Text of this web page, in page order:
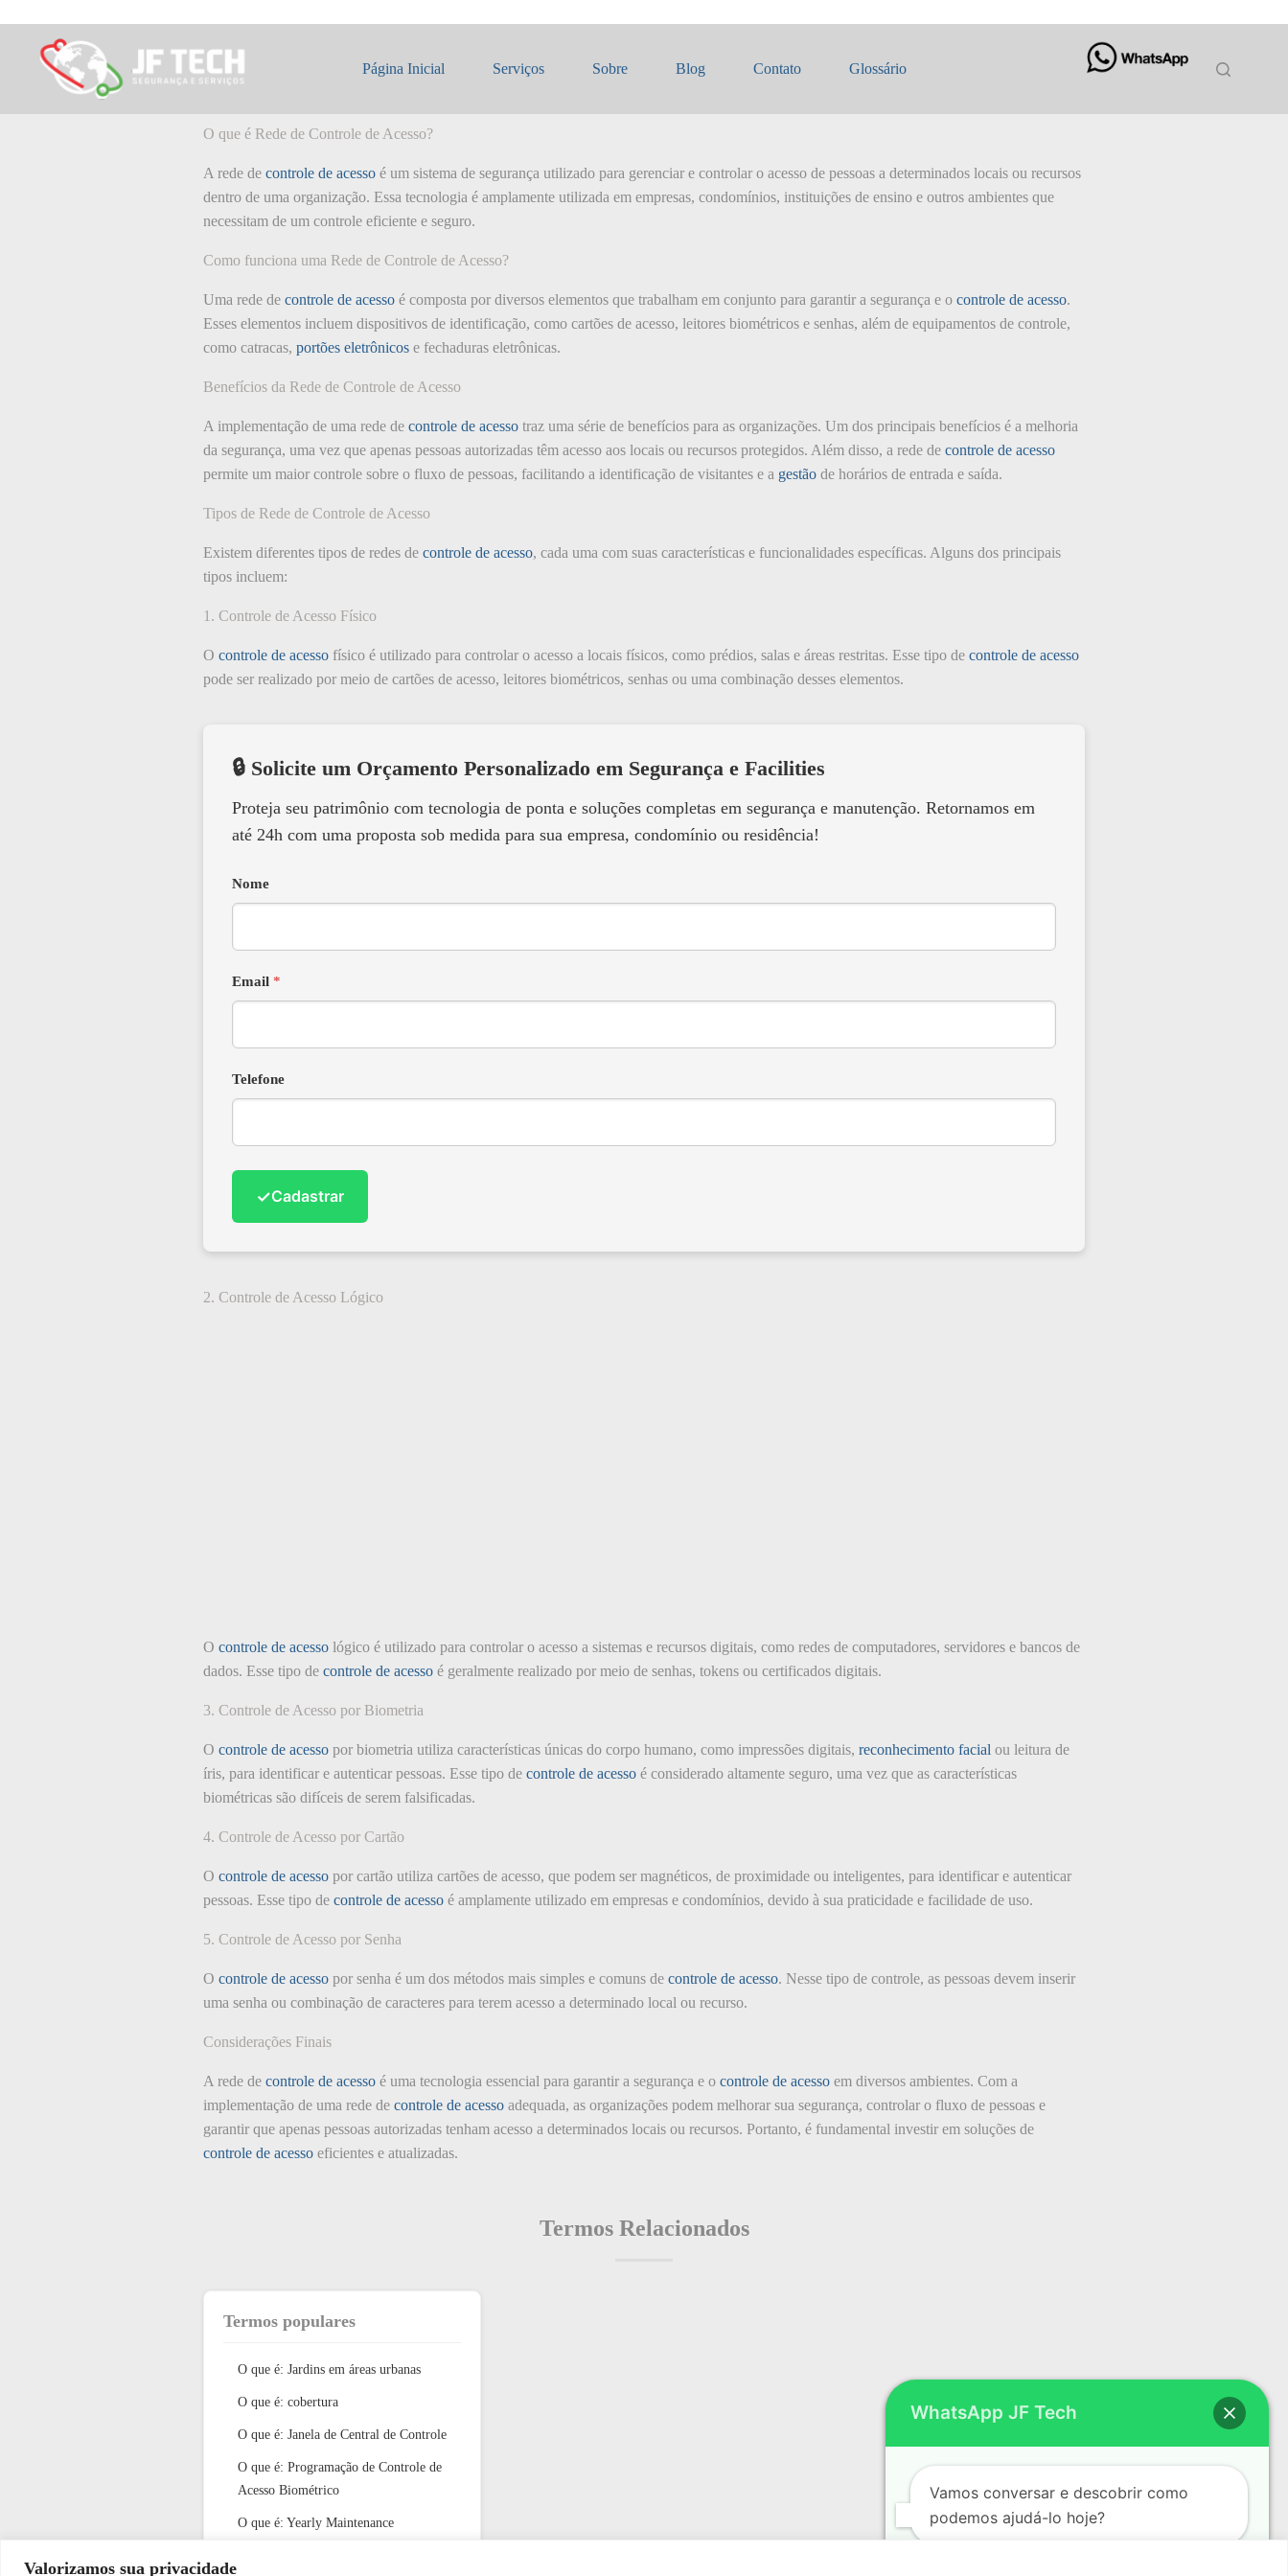
Valorizamos sua privacidade
para
conteúdo
Página Inicial Serviços Sobre Blog Contato Glossário
O que é: Rede de Controle de Acesso
O que é Rede de Controle de Acesso?
A rede de controle de acesso é um sistema de segurança utilizado para gerenciar e controlar o acesso de pessoas a determinados locais ou recursos
dentro de uma organização. Essa tecnologia é amplamente utilizada em empresas, condomínios, instituições de ensino e outros ambientes que
necessitam de um controle eficiente e seguro.
Como funciona uma Rede de Controle de Acesso?
Uma rede de controle de acesso é composta por diversos elementos que trabalham em conjunto para garantir a segurança e o controle de acesso.
Esses elementos incluem dispositivos de identificação, como cartões de acesso, leitores biométricos e senhas, além de equipamentos de controle,
como catracas, portões eletrônicos e fechaduras eletrônicas.
Benefícios da Rede de Controle de Acesso
A implementação de uma rede de controle de acesso traz uma série de benefícios para as organizações. Um dos principais benefícios é a melhoria
da segurança, uma vez que apenas pessoas autorizadas têm acesso aos locais ou recursos protegidos. Além disso, a rede de controle de acesso
permite um maior controle sobre o fluxo de pessoas, facilitando a identificação de visitantes e a gestão de horários de entrada e saída.
Tipos de Rede de Controle de Acesso
Existem diferentes tipos de redes de controle de acesso, cada uma com suas características e funcionalidades específicas. Alguns dos principais
tipos incluem:
1. Controle de Acesso Físico
O controle de acesso físico é utilizado para controlar o acesso a locais físicos, como prédios, salas e áreas restritas. Esse tipo de controle de acesso
pode ser realizado por meio de cartões de acesso, leitores biométricos, senhas ou uma combinação desses elementos.
🔒 Solicite um Orçamento Personalizado em Segurança e Facilities
Proteja seu patrimônio com tecnologia de ponta e soluções completas em segurança e manutenção. Retornamos em
até 24h com uma proposta sob medida para sua empresa, condomínio ou residência!
Nome
Email *
Telefone
✓Cadastrar
2. Controle de Acesso Lógico
O controle de acesso lógico é utilizado para controlar o acesso a sistemas e recursos digitais, como redes de computadores, servidores e bancos de
dados. Esse tipo de controle de acesso é geralmente realizado por meio de senhas, tokens ou certificados digitais.
3. Controle de Acesso por Biometria
O controle de acesso por biometria utiliza características únicas do corpo humano, como impressões digitais, reconhecimento facial ou leitura de
íris, para identificar e autenticar pessoas. Esse tipo de controle de acesso é considerado altamente seguro, uma vez que as características
biométricas são difíceis de serem falsificadas.
4. Controle de Acesso por Cartão
O controle de acesso por cartão utiliza cartões de acesso, que podem ser magnéticos, de proximidade ou inteligentes, para identificar e autenticar
pessoas. Esse tipo de controle de acesso é amplamente utilizado em empresas e condomínios, devido à sua praticidade e facilidade de uso.
5. Controle de Acesso por Senha
O controle de acesso por senha é um dos métodos mais simples e comuns de controle de acesso. Nesse tipo de controle, as pessoas devem inserir
uma senha ou combinação de caracteres para terem acesso a determinado local ou recurso.
Considerações Finais
A rede de controle de acesso é uma tecnologia essencial para garantir a segurança e o controle de acesso em diversos ambientes. Com a
implementação de uma rede de controle de acesso adequada, as organizações podem melhorar sua segurança, controlar o fluxo de pessoas e
garantir que apenas pessoas autorizadas tenham acesso a determinados locais ou recursos. Portanto, é fundamental investir em soluções de
controle de acesso eficientes e atualizadas.
Termos Relacionados
Termos populares
O que é: Jardins em áreas urbanas
O que é: cobertura
O que é: Janela de Central de Controle
O que é: Programação de Controle de
Acesso Biométrico
O que é: Yearly Maintenance
WhatsApp JF Tech
Vamos conversar e descobrir como
podemos ajudá-lo hoje?